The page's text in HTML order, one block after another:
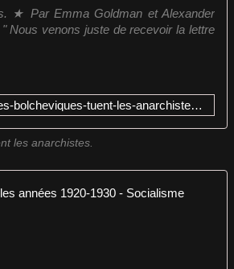
★ Par Emma Goldman et Alexander
Nous venons juste de recevoir la lettre
https://www.socialisme-libertaire.fr/2016/10/les-bolcheviques-tuent-les-anarchistes.html
les anarchistes.